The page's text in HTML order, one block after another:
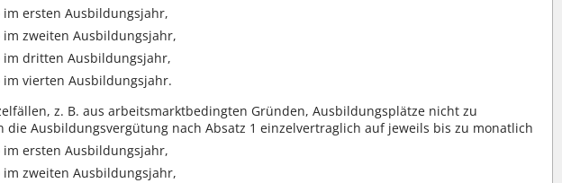
im ersten Ausbildungsjahr,
im zweiten Ausbildungsjahr,
im dritten Ausbildungsjahr,
im vierten Ausbildungsjahr.
z. B. aus arbeitsmarktbedingten Gründen, Ausbildungsplätze nicht zu
die Ausbildungsvergütung nach Absatz 1 einzelvertraglich auf jeweils bis zu monatlich
im ersten Ausbildungsjahr,
im zweiten Ausbildungsjahr,